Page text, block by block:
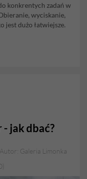
konkrentych zadań w
wyciskanie,
jest dużo łatwiejsze.
- jak dbać?
Autor: Galeria Limonka